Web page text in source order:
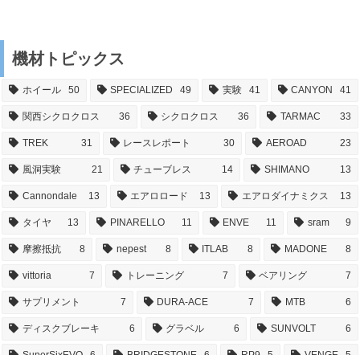
機材トピックス
ホイール 50 SPECIALIZED 49 実験 41 CANYON 41
関西シクロクロス 36 シクロクロス 36 TARMAC 33
TREK 31 レースレポート 30 AEROAD 23
風洞実験 21 チューブレス 14 SHIMANO 13
Cannondale 13 エアロロード 13 エアロダイナミクス 13
タイヤ 13 PINARELLO 11 ENVE 11 sram 9
摩擦抵抗 8 nepest 8 ITLAB 8 MADONE 8
vittoria 7 トレーニング 7 ベアリング 7
サプリメント 7 DURA-ACE 7 MTB 6
ディスクブレーキ 6 グラベル 6 SUNVOLT 6